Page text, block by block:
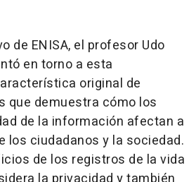
de ENISA, el profesor Udo
en torno a esta
original de
que demuestra cómo los
de la información afectan a
los ciudadanos y la sociedad.
de los registros de la vida